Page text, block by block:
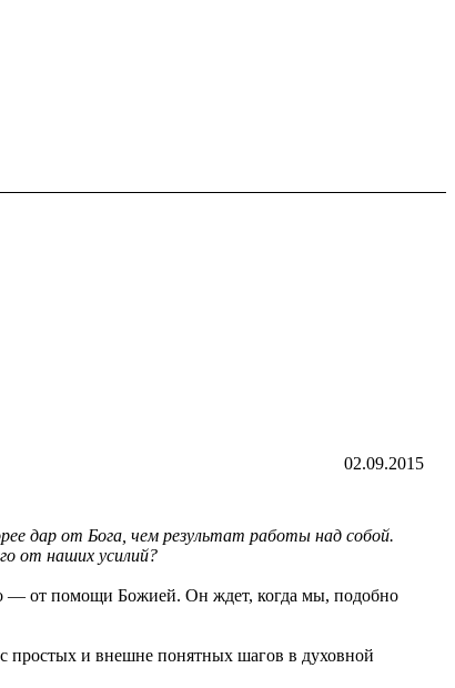
02.09.2015
дар от Бога, чем результат работы над собой.
от наших усилий?
— от помощи Божией. Он ждет, когда мы, подобно
простых и внешне понятных шагов в духовной